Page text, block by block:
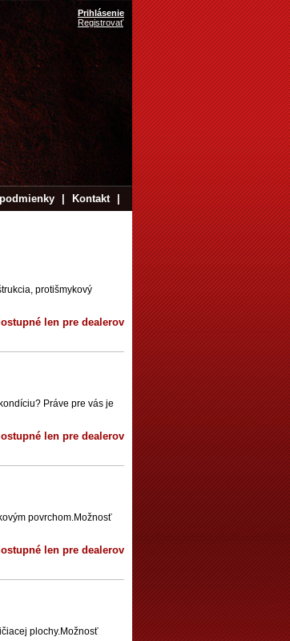
Prihlásenie
Registrovať
Kontakt
protišmykový
len pre dealerov
Práve pre vás je
len pre dealerov
povrchom.Možnosť
len pre dealerov
plochy.Možnosť